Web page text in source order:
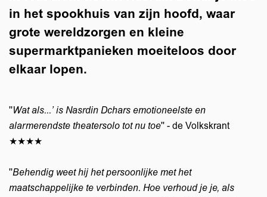
in het spookhuis van zijn hoofd, waar
grote wereldzorgen en kleine
supermarktpanieken moeiteloos door
elkaar lopen.
''Wat als...’ is Nasrdin Dchars emotioneelste en
alarmerendste theatersolo tot nu toe'' - de Volkskrant
★★★★
''Behendig weet hij het persoonlijke met het
maatschappelijke te verbinden. Hoe verhoud je je, als
Inzoomen